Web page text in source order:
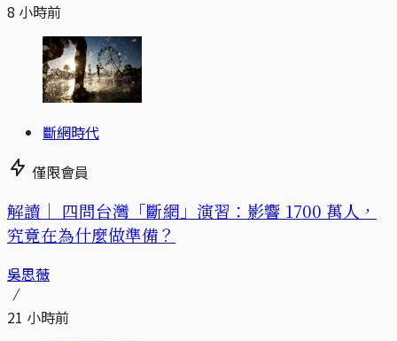
8 小時前
斷網時代
僅限會員
解讀｜ 四問台灣「斷網」演習：影響 1700 萬人，
究竟在為什麼做準備？
吳思薇
21 小時前